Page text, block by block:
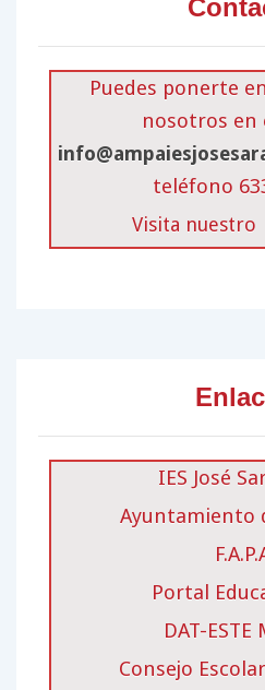
Puedes ponerte
nosotros en
teléfono
Visita nuestro
IES José
Ayuntamiento
Portal
DAT-ESTE
Consejo